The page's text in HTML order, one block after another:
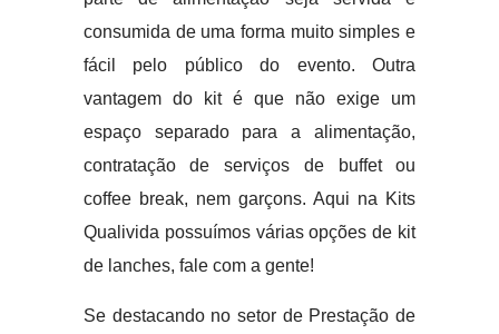
consumida de uma forma muito simples e
fácil pelo público do evento. Outra
vantagem do kit é que não exige um
espaço separado para a alimentação,
contratação de serviços de buffet ou
coffee break, nem garçons. Aqui na Kits
Qualivida possuímos várias opções de kit
de lanches, fale com a gente!
Se destacando no setor de Prestação de